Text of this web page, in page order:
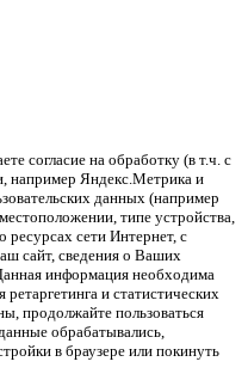
согласие на обработку (в т.ч. с
например Яндекс.Метрика и
данных (например
типе устройства,
сети Интернет, с
сайт, сведения о Ваших
информация необходима
и статистических
продолжайте пользоваться
обрабатывались,
в браузере или покинуть